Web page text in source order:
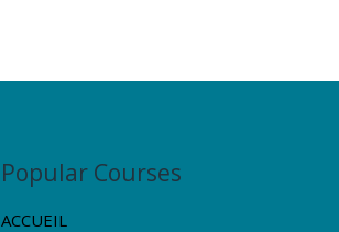
Popular Courses
ACCUEIL